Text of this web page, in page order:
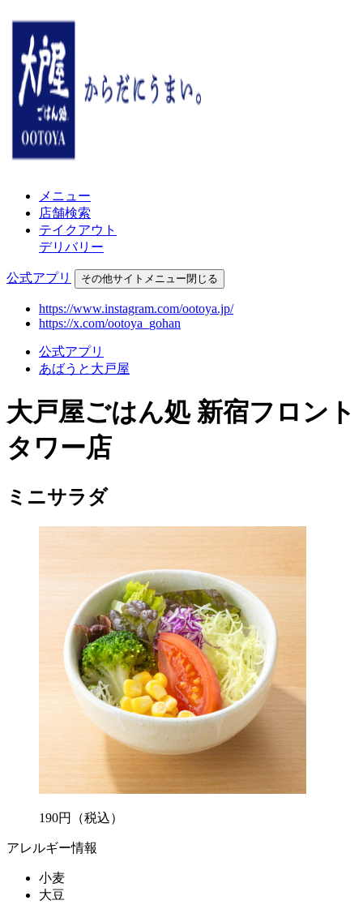
メニュー
店舗検索
テイクアウト
デリバリー
公式アプリ その他サイトメニュー閉じる
https://www.instagram.com/ootoya.jp/
https://x.com/ootoya_gohan
公式アプリ
あばうと大戸屋
大戸屋ごはん処 新宿フロント
タワー店
ミニサラダ
190円 （税込）
アレルギー情報
小麦
大豆